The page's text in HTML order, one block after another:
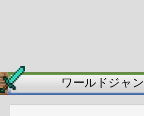
ワールドジャ